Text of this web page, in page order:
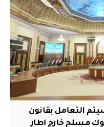
بعد 30 ايلول سيتم التعامل بقانون
مسلح خارج اطار